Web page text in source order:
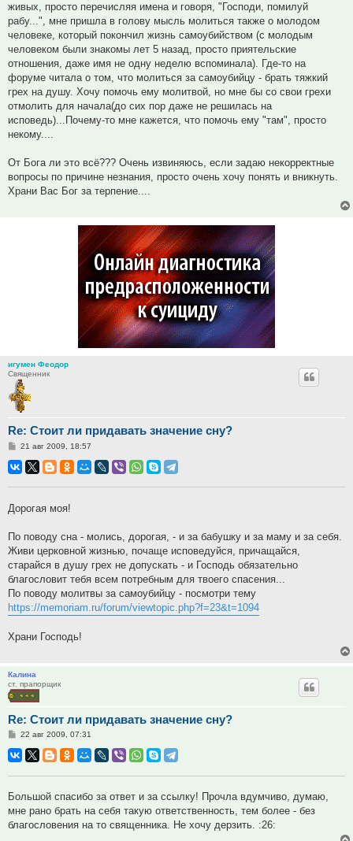
живых, просто перечисляя имена и говоря, "Господи, помилуй
рабу...", мне пришла в голову мысль молиться также о молодом
человеке, который покончил жизнь самоубийством (с молодым
человеком были знакомы лет 5 назад, просто приятельские
отношения, даже имя не одну неделю вспоминала). Где-то на
форуме читала о том, что молиться за самоубийцу - брать тяжкий
грех на душу. Хочу помочь ему молитвой, но мне бы со свои грехи
отмолить для начала(до сих пор даже не решилась на
исповедь)...Почему-то мне кажется, что помочь ему "там", просто
некому....
От Бога ли это всё??? Очень извиняюсь, если задаю некорректные
вопросы по причине незнания, просто очень хочу понять и вникнуть.
Храни Вас Бог за терпение....
игумен Феодор
Священник
Re: Стоит ли придавать значение сну?
Сообщение
21 авг 2009, 18:57
Дорогая моя!
По поводу сна - молись, дорогая, - и за бабушку и за маму и за себя.
Живи церковной жизнью, почаще исповедуйся, причащайся,
старайся в душу грех не допускать - и Господь обязательно
благословит тебя всем потребным для твоего спасения...
По поводу молитвы за самоубийцу - посмотри тему
https://memoriam.ru/forum/viewtopic.php?f=23&t=1094
Храни Господь!
Калина
ст. прапорщик
Re: Стоит ли придавать значение сну?
Сообщение
22 авг 2009, 07:31
Большой спасибо за ответ и за ссылку! Прочла вдумчиво, думаю,
мне рано брать на себя такую ответственность, тем более - без
благословения на то священника. Не хочу дерзить. :26: